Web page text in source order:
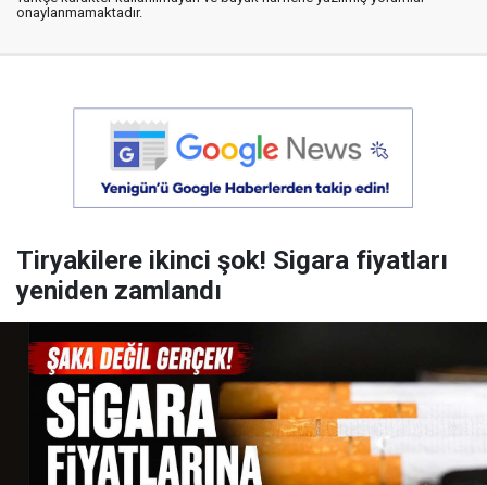
onaylanmamaktadır.
Tiryakilere ikinci şok! Sigara fiyatları
yeniden zamlandı